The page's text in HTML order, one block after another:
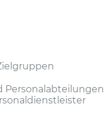
Personal­abteilungen